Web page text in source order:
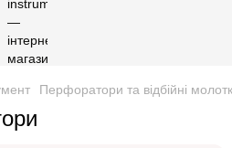
Перфоратори та відбійні